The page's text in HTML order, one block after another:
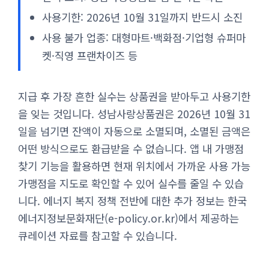
사용기한: 2026년 10월 31일까지 반드시 소진
사용 불가 업종: 대형마트·백화점·기업형 슈퍼마
켓·직영 프랜차이즈 등
지급 후 가장 흔한 실수는 상품권을 받아두고 사용기한
을 잊는 것입니다. 성남사랑상품권은 2026년 10월 31
일을 넘기면 잔액이 자동으로 소멸되며, 소멸된 금액은
어떤 방식으로도 환급받을 수 없습니다. 앱 내 가맹점
찾기 기능을 활용하면 현재 위치에서 가까운 사용 가능
가맹점을 지도로 확인할 수 있어 실수를 줄일 수 있습
니다. 에너지 복지 정책 전반에 대한 추가 정보는 한국
에너지정보문화재단(e-policy.or.kr)에서 제공하는
큐레이션 자료를 참고할 수 있습니다.